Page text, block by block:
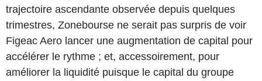
trajectoire ascendante observée depuis quelques
trimestres, Zonebourse ne serait pas surpris de voir
Figeac Aero lancer une augmentation de capital pour
accélérer le rythme ; et, accessoirement, pour
améliorer la liquidité puisque le capital du groupe